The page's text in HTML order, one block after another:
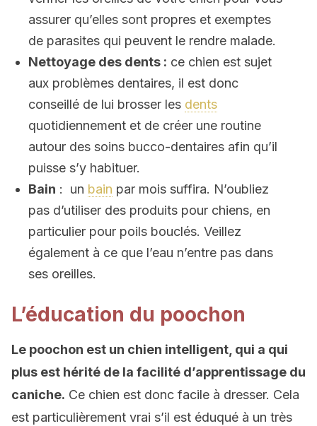
assurer qu’elles sont propres et exemptes
de parasites qui peuvent le rendre malade.
Nettoyage des dents : ce chien est sujet
aux problèmes dentaires, il est donc
conseillé de lui brosser les dents
quotidiennement et de créer une routine
autour des soins bucco-dentaires afin qu’il
puisse s’y habituer.
Bain : un bain par mois suffira. N’oubliez
pas d’utiliser des produits pour chiens, en
particulier pour poils bouclés. Veillez
également à ce que l’eau n’entre pas dans
ses oreilles.
L’éducation du poochon
Le poochon est un chien intelligent, qui a qui
plus est hérité de la facilité d’apprentissage du
caniche. Ce chien est donc facile à dresser. Cela
est particulièrement vrai s’il est éduqué à un très